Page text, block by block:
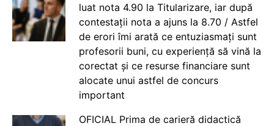
luat nota 4.90 la Titularizare, iar după
contestații nota a ajuns la 8.70 / Astfel
de erori îmi arată ce entuziasmați sunt
profesorii buni, cu experiență să vină la
corectat și ce resurse financiare sunt
alocate unui astfel de concurs
important
OFICIAL Prima de carieră didactică